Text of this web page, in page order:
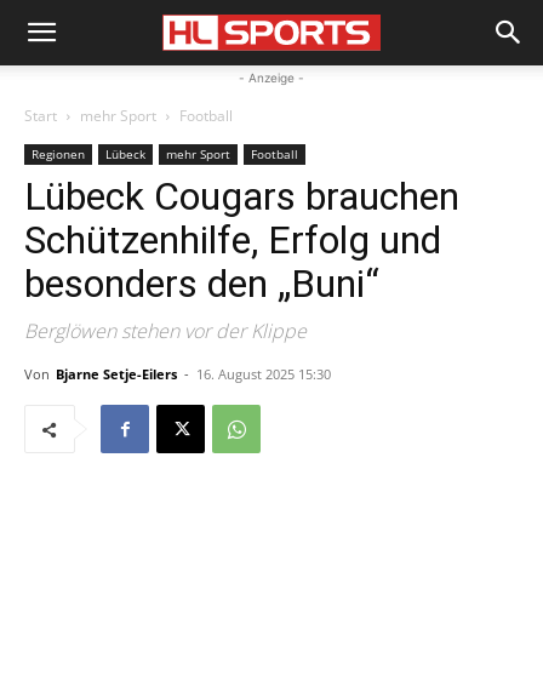
- Anzeige -
Start mehr Sport Football
Regionen Lübeck mehr Sport Football
Lübeck Cougars brauchen
Schützenhilfe, Erfolg und
besonders den „Buni“
Berglöwen stehen vor der Klippe
Von Bjarne Setje-Eilers - 16. August 2025 15:30